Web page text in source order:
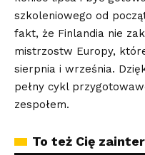
szkoleniowego od
fakt, że Finlandia nie
mistrzostw Europy,
sierpnia i września.
pełny cykl
zespołem.
To też Cię